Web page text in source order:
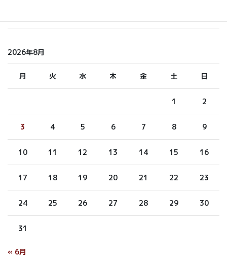
2026年8月
月 火 水 木 金 土 日
1 2
3 4 5 6 7 8 9
10 11 12 13 14 15 16
17 18 19 20 21 22 23
24 25 26 27 28 29 30
31
« 6月